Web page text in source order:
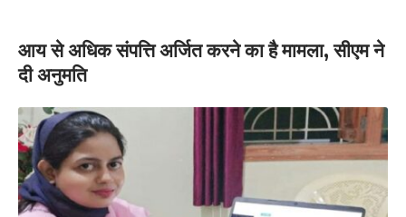
आय से अधिक संपत्ति अर्जित करने का है मामला, सीएम ने
दी अनुमति